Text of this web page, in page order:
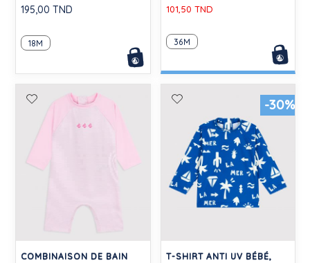
195,00 TND
18M
101,50 TND
36M
COMBINAISON DE BAIN
-30%
T-SHIRT ANTI UV BÉBÉ,